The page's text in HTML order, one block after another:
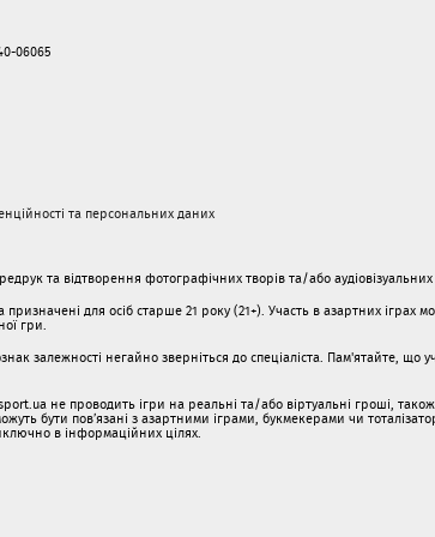
06065
та персональних даних
та відтворення фотографічних творів та/або
для осіб старше 21 року (21+). Участь в азартних іграх
гри.
залежності негайно зверніться до спеціаліста. Пам'ятайте, що
не проводить ігри на реальні та/або віртуальні гроші,
бути пов’язані з азартними іграми, букмекерами чи
в інформаційних цілях.